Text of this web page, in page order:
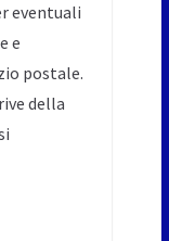
eventuali
e
postale.
della